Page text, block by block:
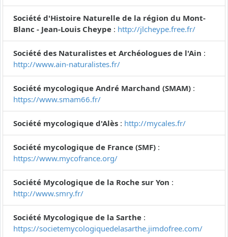
Société d'Histoire Naturelle de la région du Mont-
Blanc - Jean-Louis Cheype : http://jlcheype.free.fr/
Société des Naturalistes et Archéologues de l'Ain :
http://www.ain-naturalistes.fr/
Société mycologique André Marchand (SMAM) :
https://www.smam66.fr/
Société mycologique d'Alès : http://mycales.fr/
Société mycologique de France (SMF) :
https://www.mycofrance.org/
Société Mycologique de la Roche sur Yon :
http://www.smry.fr/
Société Mycologique de la Sarthe :
https://societemycologiquedelasarthe.jimdofree.com/